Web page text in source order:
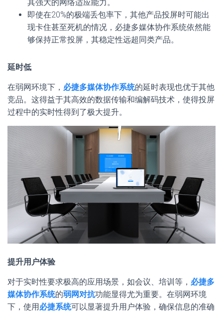
其强大的网络适应能力。
即使在20%的极端丢包率下，其他产品投屏时可能出
现卡住甚至死机的情况，必捷多媒体协作系统依然能
够保持正常投屏，其稳定性远超同类产品。
延时低
在弱网环境下， 必捷多媒体协作系统的延时表现也优于其他
竞品。这得益于其高效的数据传输和编解码技术，使得投屏
过程中的实时性得到了极大提升。
提升用户体验
对于实时性要求极高的应用场景，如会议、培训等， 必捷多
媒体协作系统的弱网对抗功能显得尤为重要。在弱网环境
下，使用必捷系统可以显著提升用户体验，确保信息的准确